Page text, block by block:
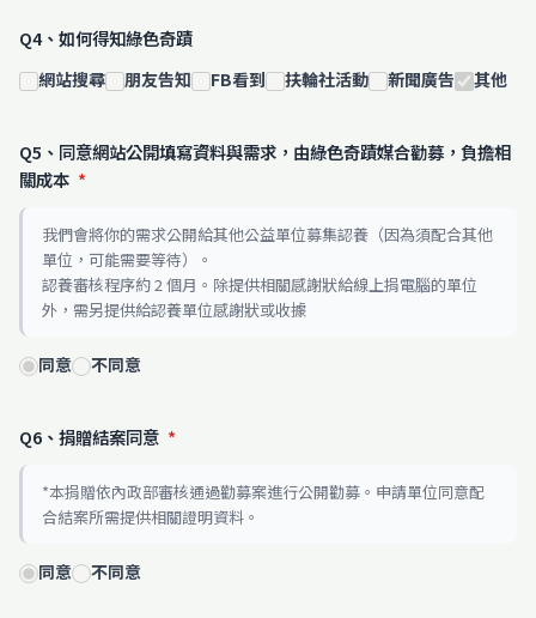
Q4、如何得知綠色奇蹟
網站搜尋 朋友告知 FB看到 扶輪社活動 新聞廣告 其他
Q5、同意網站公開填寫資料與需求，由綠色奇蹟媒合勸募，負擔相
關成本 *
我們會將你的需求公開給其他公益單位募集認養（因為須配合其他
單位，可能需要等待）。
認養審核程序約 2 個月。除提供相關感謝狀給線上捐電腦的單位
外，需另提供給認養單位感謝狀或收據
同意 不同意
Q6、捐贈結案同意 *
*本捐贈依內政部審核通過勸募案進行公開勸募。申請單位同意配
合結案所需提供相關證明資料。
同意 不同意